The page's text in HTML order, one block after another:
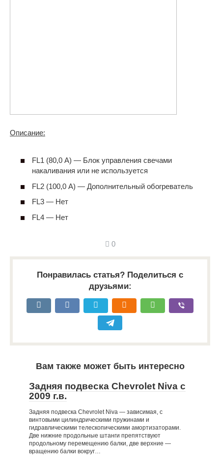
Описание:
FL1 (80,0 А) — Блок управления свечами
накаливания или не используется
FL2 (100,0 А) — Дополнительный обогреватель
FL3 — Нет
FL4 — Нет
0
Понравилась статья? Поделиться с
друзьями:
Вам также может быть интересно
Задняя подвеска Chevrolet Niva с
2009 г.в.
Задняя подвеска Chevrolet Niva — зависимая, с
винтовыми цилиндрическими пружинами и
гидравлическими телескопическими амортизаторами.
Две нижние продольные штанги препятствуют
продольному перемещению балки, две верхние —
вращению балки вокруг…